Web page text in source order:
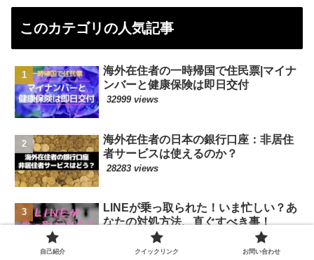
このカテゴリの人気記事
海外在住者の一時帰国で住民票|マイナ
ンバーと健康保険は即日交付
32999 views
海外在住者の日本の銀行口座：非居住
者サービスは使えるのか？
28283 views
LINEが乗っ取られた！いま忙しい？あ
なたの対処方法、直ぐすべき事！
24656 views
自己紹介 クイックリンク お問い合わせ